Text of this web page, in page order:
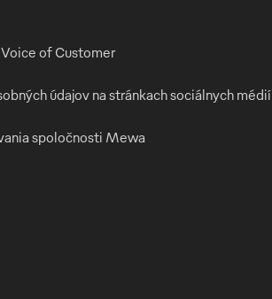
of Customer
údajov na stránkach sociálnych médií
spoločnosti Mewa